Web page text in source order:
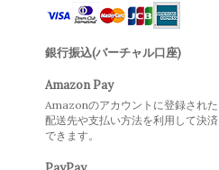
銀行振込(バーチャル口座)
Amazon Pay
Amazonのアカウントに登録された
配送先や支払い方法を利用して決済
できます。